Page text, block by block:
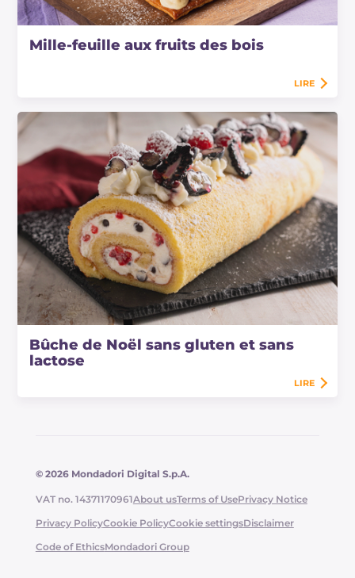
Mille-feuille aux fruits des bois
LIRE
Bûche de Noël sans gluten et sans
lactose
LIRE
© 2026 Mondadori Digital S.p.A.
VAT no. 14371170961About usTerms of UsePrivacy Notice
Privacy PolicyCookie PolicyCookie settingsDisclaimer
Code of EthicsMondadori Group